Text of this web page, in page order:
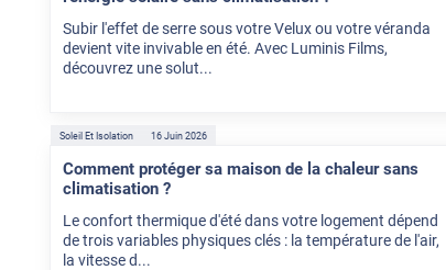
Subir l'effet de serre sous votre Velux ou votre véranda
devient vite invivable en été. Avec Luminis Films,
découvrez une solut...
Soleil Et Isolation 16 Juin 2026
Comment protéger sa maison de la chaleur sans
climatisation ?
Le confort thermique d'été dans votre logement dépend
de trois variables physiques clés : la température de l'air,
la vitesse d...